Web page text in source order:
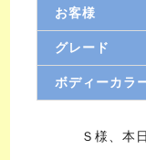
お客様
グレード
ボディーカラ
Ｓ様、本